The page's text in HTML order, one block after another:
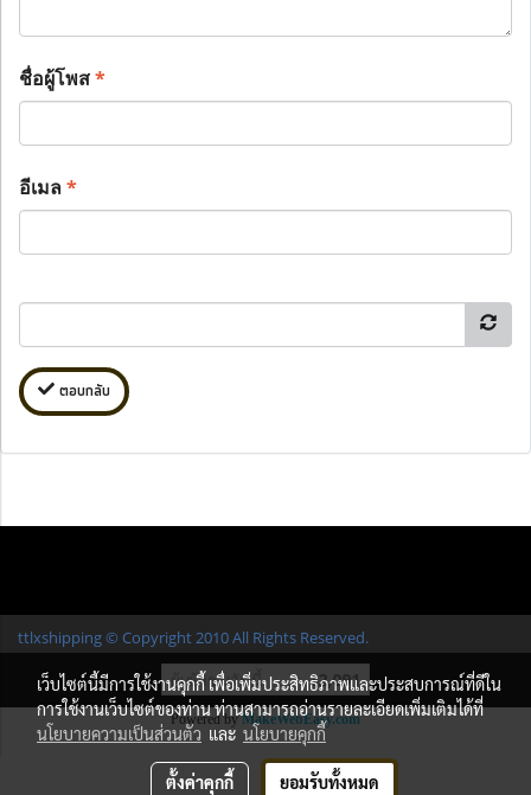
ชื่อผู้โพส*
อีเมล*
ตอบกลับ
ttlxshipping © Copyright 2010 All Rights Reserved.
ผู้เข้าชมวันนี้ 12,091
Powered byMakeWebEasy.com
เว็บไซต์นี้มีการใช้งานคุกกี้ เพื่อเพิ่มประสิทธิภาพและประสบการณ์ที่ดีใน
การใช้งานเว็บไซต์ของท่าน ท่านสามารถอ่านรายละเอียดเพิ่มเติมได้ที่
นโยบายความเป็นส่วนตัว และ นโยบายคุกกี้
ตั้งค่าคุกกี้ ยอมรับทั้งหมด